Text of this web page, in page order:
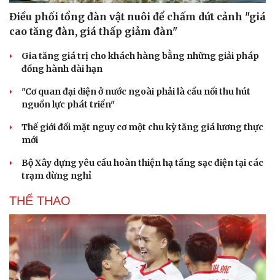
Điều phối tổng đàn vật nuôi để chấm dứt cảnh "giá
cao tăng đàn, giá thấp giảm đàn"
Gia tăng giá trị cho khách hàng bằng những giải pháp
đồng hành dài hạn
"Cơ quan đại diện ở nước ngoài phải là cầu nối thu hút
nguồn lực phát triển"
Thế giới đối mặt nguy cơ một chu kỳ tăng giá lương thực
mới
Bộ Xây dựng yêu cầu hoàn thiện hạ tầng sạc điện tại các
trạm dừng nghỉ
THỂ THAO